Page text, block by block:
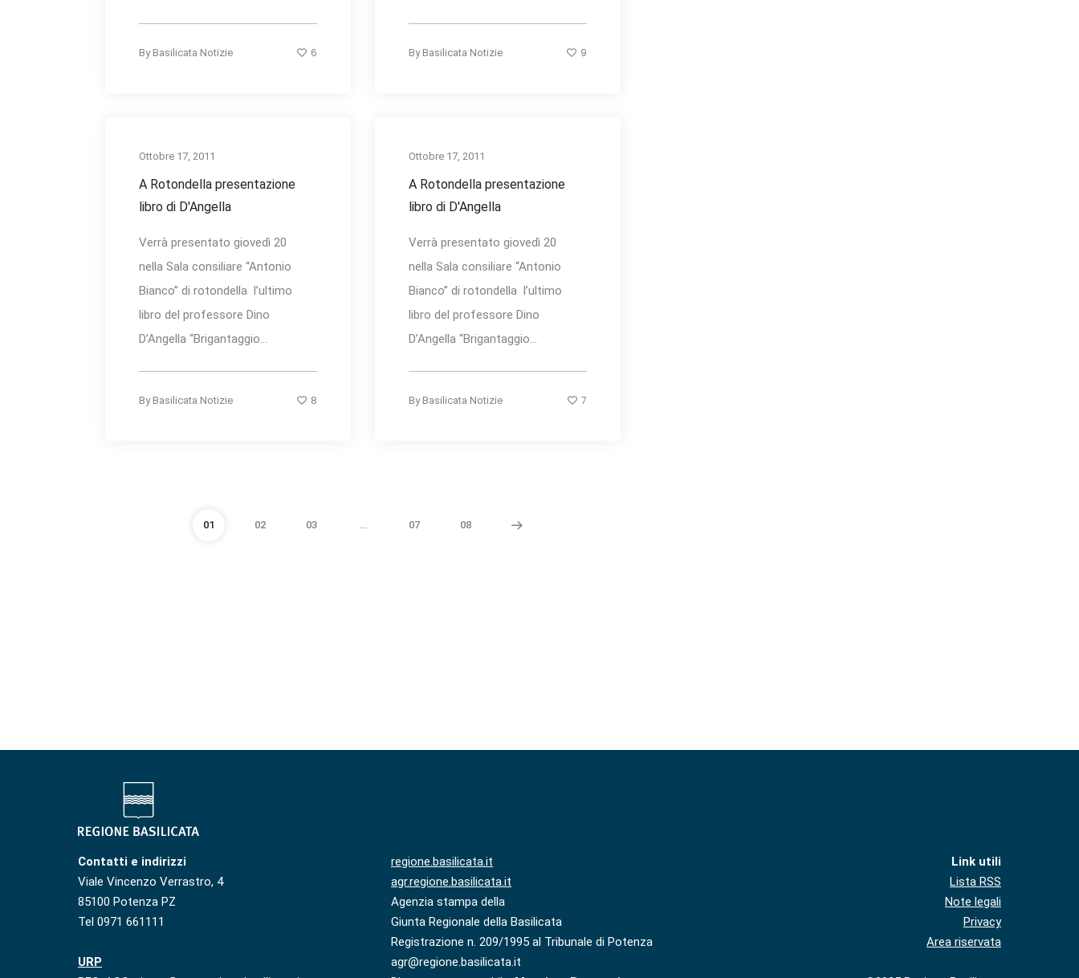
By Basilicata Notizie 6 By Basilicata Notizie 9
Ottobre 17, 2011
A Rotondella presentazione
libro di D'Angella
Verrà presentato giovedì 20
nella Sala consiliare “Antonio
Bianco” di rotondella l’ultimo
libro del professore Dino
D’Angella “Brigantaggio...
By Basilicata Notizie 8
Ottobre 17, 2011
A Rotondella presentazione
libro di D'Angella
Verrà presentato giovedì 20
nella Sala consiliare “Antonio
Bianco” di rotondella l’ultimo
libro del professore Dino
D’Angella “Brigantaggio...
By Basilicata Notizie 7
01 02 03 07 08
Contatti e indirizzi
Viale Vincenzo Verrastro, 4
85100 Potenza PZ
Tel 0971 661111
URP
regione.basilicata.it
agr.regione.basilicata.it
Agenzia stampa della
Giunta Regionale della Basilicata
Registrazione n. 209/1995 al Tribunale di Potenza
agr@regione.basilicata.it
Link utili
Lista RSS
Note legali
Privacy
Area riservata